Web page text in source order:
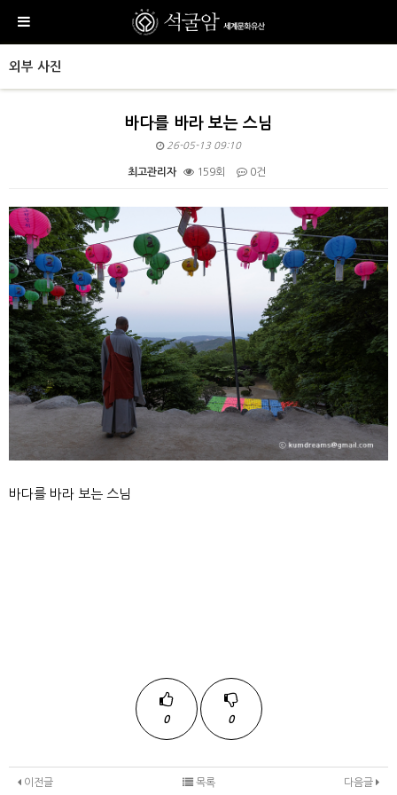
외부 사진
바다를 바라 보는 스님
26-05-13 09:10
최고관리자 159회 0건
본문
바다를 바라 보는 스님
0 0
이전글 다음글
목록